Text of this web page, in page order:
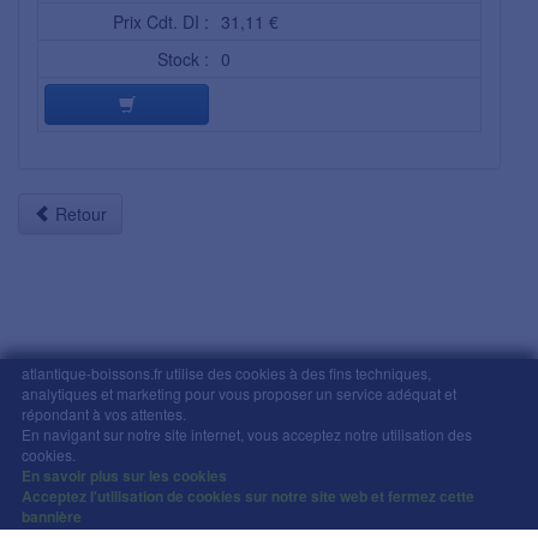
atlantique-boissons.fr utilise des cookies à des fins techniques,
analytiques et marketing pour vous proposer un service adéquat et
répondant à vos attentes.
En navigant sur notre site internet, vous acceptez notre utilisation des
cookies.
En savoir plus sur les cookies
Acceptez l'utilisation de cookies sur notre site web et fermez cette
bannière
Prix Cdt. DI : 31,11 €
Stock : 0
Retour
Mentions légales-
Copyright © Atlantique Boissons Nantes / Devacom 2026
L'abus d'alcool est dangereux pour la santé, à
consommer avec modération.